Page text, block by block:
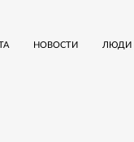
НОВОСТИ ЛЮДИ